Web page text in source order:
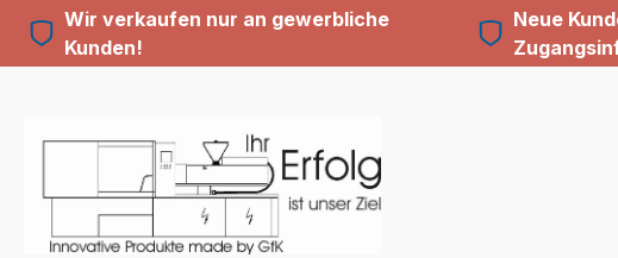
Hauptinhalt springen
Zur Suche springen
Zur Hauptnavigation springen
Wir verkaufen nur an gewerbliche
Kunden!
Neue